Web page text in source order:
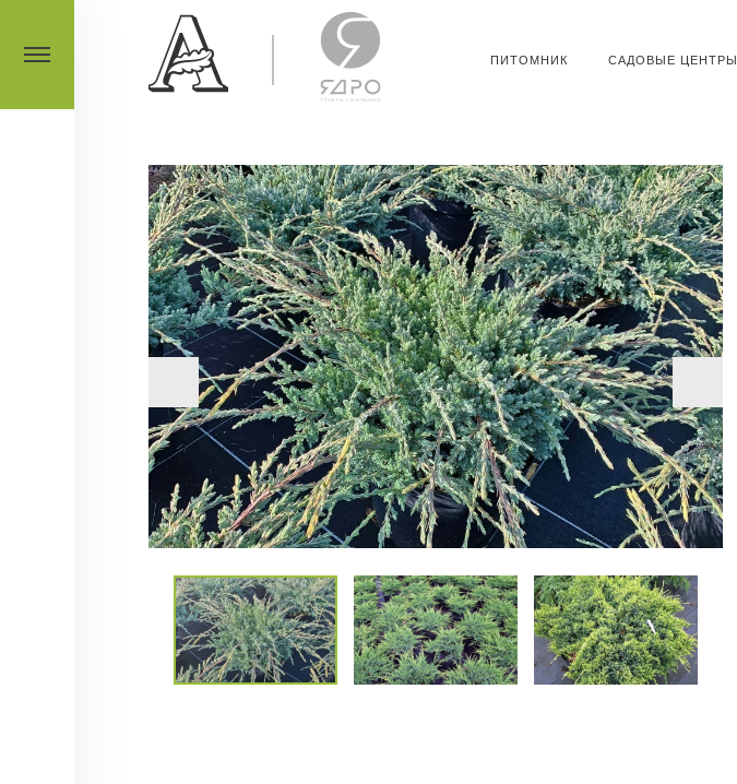
ПИТОМНИК САДОВЫЕ ЦЕНТРЫ